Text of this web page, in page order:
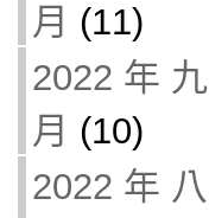
月 (11)
2022 年 九
月 (10)
2022 年 八